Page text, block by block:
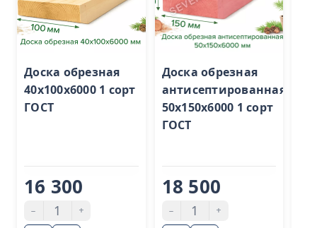
Доска обрезная
40х100х6000 1 сорт
ГОСТ
16 300
-
+
Доска обрезная
антисептированная
50х150х6000 1 сорт
ГОСТ
18 500
-
+